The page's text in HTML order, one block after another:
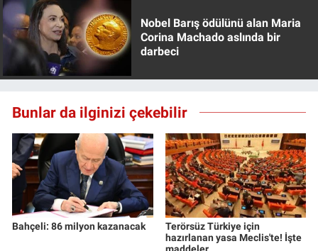
Nobel Barış ödülünü alan Maria
Corina Machado aslında bir
darbeci
Bunlar da ilginizi çekebilir
Bahçeli: 86 milyon kazanacak
Terörsüz Türkiye için
hazırlanan yasa Meclis'te! İşte